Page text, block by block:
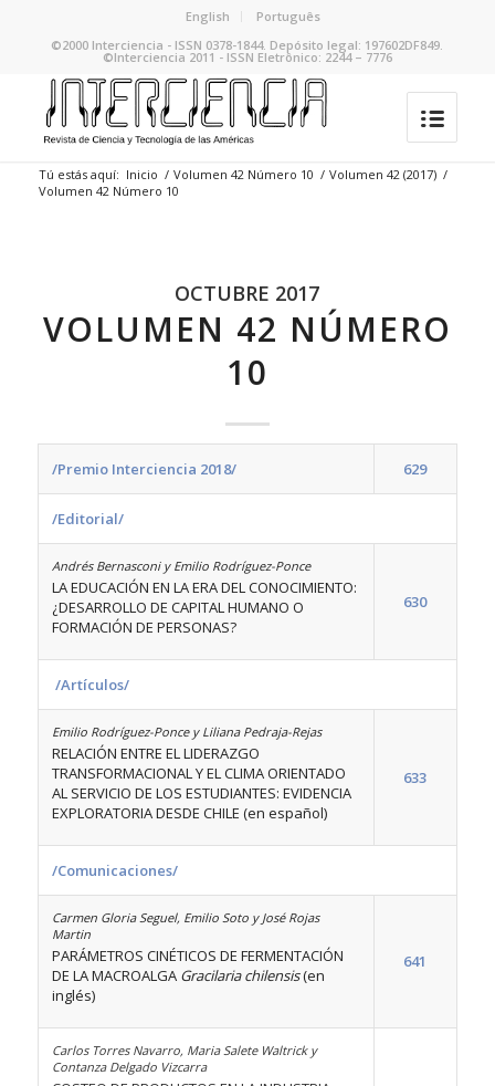
English
Português
©2000 Interciencia - ISSN 0378-1844. Depósito legal: 197602DF849.
©Interciencia 2011 - ISSN Eletrônico: 2244 – 7776
Tú estás aquí: Inicio / Volumen 42 Número 10 / Volumen 42 (2017) /
Volumen 42 Número 10
OCTUBRE 2017
VOLUMEN 42 NÚMERO
10
/Premio Interciencia 2018/ 629
/Editorial/
Andrés Bernasconi y Emilio Rodríguez-Ponce
LA EDUCACIÓN EN LA ERA DEL CONOCIMIENTO:
¿DESARROLLO DE CAPITAL HUMANO O
FORMACIÓN DE PERSONAS?
630
/Artículos/
Emilio Rodríguez-Ponce y Liliana Pedraja-Rejas
RELACIÓN ENTRE EL LIDERAZGO
TRANSFORMACIONAL Y EL CLIMA ORIENTADO
AL SERVICIO DE LOS ESTUDIANTES: EVIDENCIA
EXPLORATORIA DESDE CHILE (en español)
633
/Comunicaciones/
Carmen Gloria Seguel, Emilio Soto y José Rojas
Martin
PARÁMETROS CINÉTICOS DE FERMENTACIÓN
DE LA MACROALGA Gracilaria chilensis(en
inglés)
641
Carlos Torres Navarro, Maria Salete Waltrick y
Contanza Delgado Vizcarra